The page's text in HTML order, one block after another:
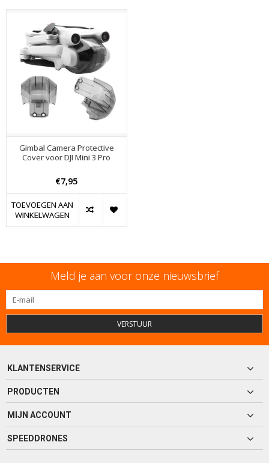
Gimbal Camera Protective
Cover voor DJI Mini 3 Pro
€7,95
TOEVOEGEN AAN
WINKELWAGEN
Meld je aan voor onze nieuwsbrief
VERSTUUR
KLANTENSERVICE
PRODUCTEN
MIJN ACCOUNT
SPEEDDRONES